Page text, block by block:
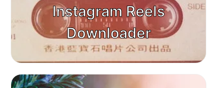
Instagram Reels
Downloader